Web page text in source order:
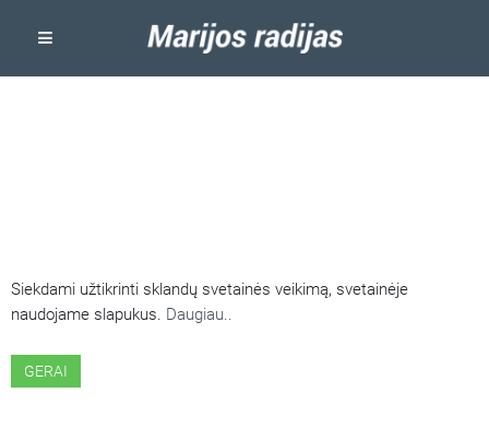
Siekdami užtikrinti sklandų svetainės veikimą, svetainėje
naudojame slapukus. Daugiau..
GERAI